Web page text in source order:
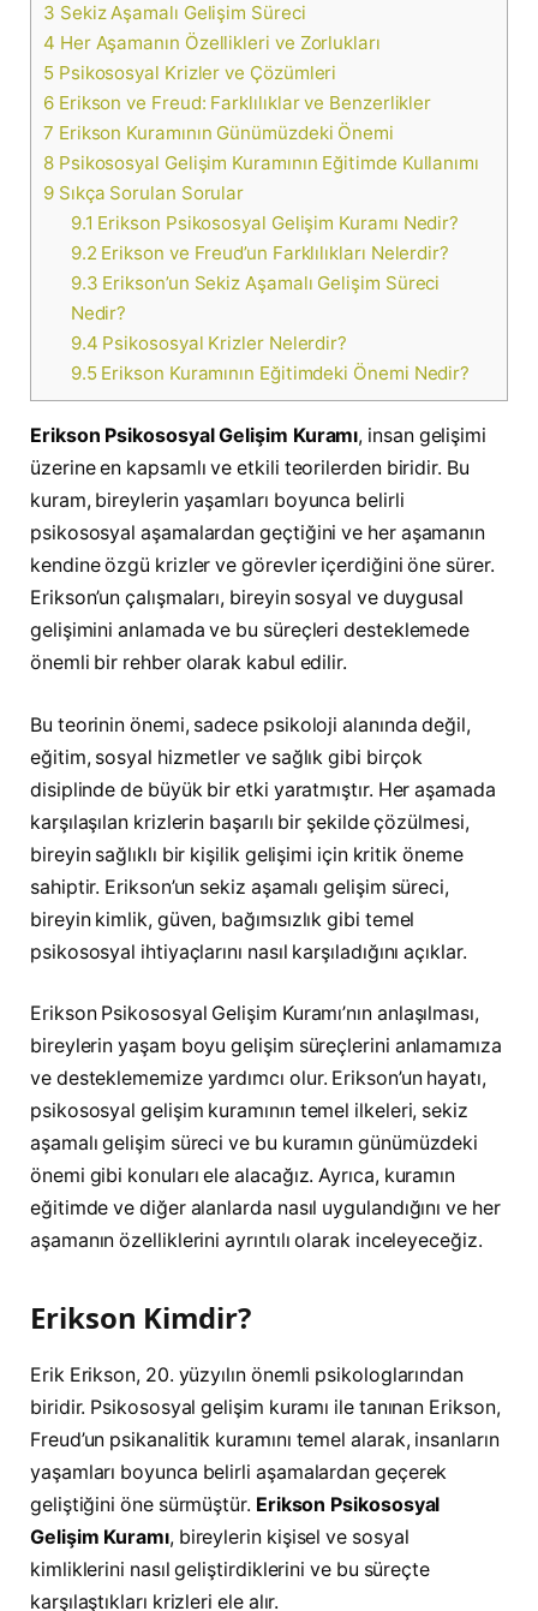
3 Sekiz Aşamalı Gelişim Süreci
4 Her Aşamanın Özellikleri ve Zorlukları
5Psikososyal Krizler ve Çözümleri
6Erikson ve Freud: Farklılıklar ve Benzerlikler
7 Erikson Kuramının Günümüzdeki Önemi
8Psikososyal Gelişim Kuramının Eğitimde Kullanımı
9Sıkça Sorulan Sorular
9.1 Erikson Psikososyal Gelişim Kuramı Nedir?
9.2 Erikson ve Freud’un Farklılıkları Nelerdir?
9.3 Erikson’un Sekiz Aşamalı Gelişim Süreci
Nedir?
9.4 Psikososyal Krizler Nelerdir?
9.5Erikson Kuramının Eğitimdeki Önemi Nedir?
Erikson Psikososyal Gelişim Kuramı, insan gelişimi
üzerine en kapsamlı ve etkili teorilerden biridir. Bu
kuram, bireylerin yaşamları boyunca belirli
psikososyal aşamalardan geçtiğini ve her aşamanın
kendine özgü krizler ve görevler içerdiğini öne sürer.
Erikson’un çalışmaları, bireyin sosyal ve duygusal
gelişimini anlamada ve bu süreçleri desteklemede
önemli bir rehber olarak kabul edilir.
Bu teorinin önemi, sadece psikoloji alanında değil,
eğitim, sosyal hizmetler ve sağlık gibi birçok
disiplinde de büyük bir etki yaratmıştır. Her aşamada
karşılaşılan krizlerin başarılı bir şekilde çözülmesi,
bireyin sağlıklı bir kişilik gelişimi için kritik öneme
sahiptir. Erikson’un sekiz aşamalı gelişim süreci,
bireyin kimlik, güven, bağımsızlık gibi temel
psikososyal ihtiyaçlarını nasıl karşıladığını açıklar.
Erikson Psikososyal Gelişim Kuramı’nın anlaşılması,
bireylerin yaşam boyu gelişim süreçlerini anlamamıza
ve desteklememize yardımcı olur. Erikson’un hayatı,
psikososyal gelişim kuramının temel ilkeleri, sekiz
aşamalı gelişim süreci ve bu kuramın günümüzdeki
önemi gibi konuları ele alacağız. Ayrıca, kuramın
eğitimde ve diğer alanlarda nasıl uygulandığını ve her
aşamanın özelliklerini ayrıntılı olarak inceleyeceğiz.
Erikson Kimdir?
Erik Erikson, 20. yüzyılın önemli psikologlarından
biridir. Psikososyal gelişim kuramı ile tanınan Erikson,
Freud’un psikanalitik kuramını temel alarak, insanların
yaşamları boyunca belirli aşamalardan geçerek
geliştiğini öne sürmüştür. Erikson Psikososyal
Gelişim Kuramı, bireylerin kişisel ve sosyal
kimliklerini nasıl geliştirdiklerini ve bu süreçte
karşılaştıkları krizleri ele alır.